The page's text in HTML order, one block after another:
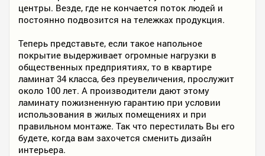
центры. Везде, где не кончается поток людей и
постоянно подвозится на тележках продукция.
Теперь представьте, если такое напольное
покрытие выдерживает огромные нагрузки в
общественных предприятиях, то в квартире
ламинат 34 класса, без преувеличения, прослужит
около 100 лет. А производители дают этому
ламинату пожизненную гарантию при условии
использования в жилых помещениях и при
правильном монтаже. Так что перестилать Вы его
будете, когда вам захочется сменить дизайн
интерьера.